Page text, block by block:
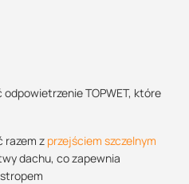
TOPWET, które
razem z przejściem szczelnym
dachu, co zapewnia
POBIERZ